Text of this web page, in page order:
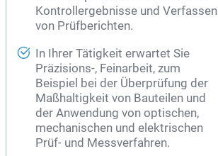
Kontrollergebnisse und Verfassen
von Prüfberichten.
In Ihrer Tätigkeit erwartet Sie
Präzisions-, Feinarbeit, zum
Beispiel bei der Überprüfung der
Maßhaltigkeit von Bauteilen und
der Anwendung von optischen,
mechanischen und elektrischen
Prüf- und Messverfahren.